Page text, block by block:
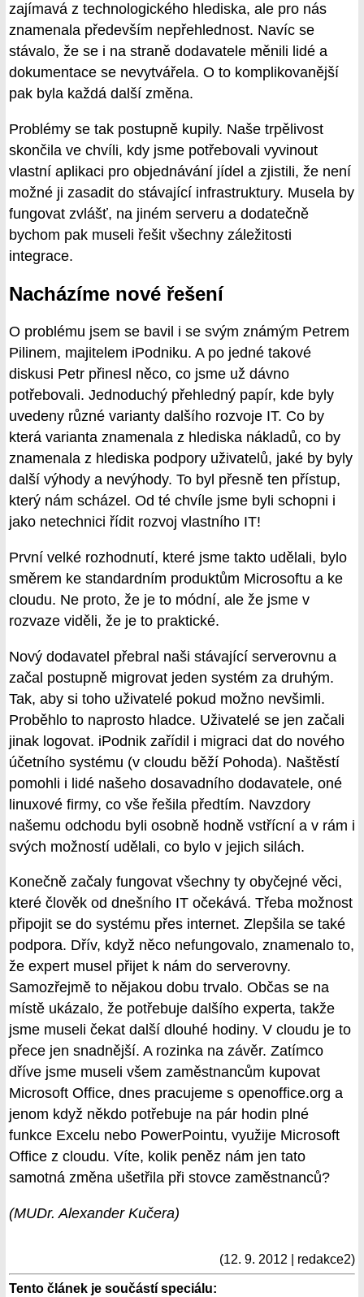
zajímavá z technologického hlediska, ale pro nás
znamenala především nepřehlednost. Navíc se
stávalo, že se i na straně dodavatele měnili lidé a
dokumentace se nevytvářela. O to komplikovanější
pak byla každá další změna.
Problémy se tak postupně kupily. Naše trpělivost
skončila ve chvíli, kdy jsme potřebovali vyvinout
vlastní aplikaci pro objednávání jídel a zjistili, že není
možné ji zasadit do stávající infrastruktury. Musela by
fungovat zvlášť, na jiném serveru a dodatečně
bychom pak museli řešit všechny záležitosti
integrace.
Nacházíme nové řešení
O problému jsem se bavil i se svým známým Petrem
Pilinem, majitelem iPodniku. A po jedné takové
diskusi Petr přinesl něco, co jsme už dávno
potřebovali. Jednoduchý přehledný papír, kde byly
uvedeny různé varianty dalšího rozvoje IT. Co by
která varianta znamenala z hlediska nákladů, co by
znamenala z hlediska podpory uživatelů, jaké by byly
další výhody a nevýhody. To byl přesně ten přístup,
který nám scházel. Od té chvíle jsme byli schopni i
jako netechnici řídit rozvoj vlastního IT!
První velké rozhodnutí, které jsme takto udělali, bylo
směrem ke standardním produktům Microsoftu a ke
cloudu. Ne proto, že je to módní, ale že jsme v
rozvaze viděli, že je to praktické.
Nový dodavatel přebral naši stávající serverovnu a
začal postupně migrovat jeden systém za druhým.
Tak, aby si toho uživatelé pokud možno nevšimli.
Proběhlo to naprosto hladce. Uživatelé se jen začali
jinak logovat. iPodnik zařídil i migraci dat do nového
účetního systému (v cloudu běží Pohoda). Naštěstí
pomohli i lidé našeho dosavadního dodavatele, oné
linuxové firmy, co vše řešila předtím. Navzdory
našemu odchodu byli osobně hodně vstřícní a v rám i
svých možností udělali, co bylo v jejich silách.
Konečně začaly fungovat všechny ty obyčejné věci,
které člověk od dnešního IT očekává. Třeba možnost
připojit se do systému přes internet. Zlepšila se také
podpora. Dřív, když něco nefungovalo, znamenalo to,
že expert musel přijet k nám do serverovny.
Samozřejmě to nějakou dobu trvalo. Občas se na
místě ukázalo, že potřebuje dalšího experta, takže
jsme museli čekat další dlouhé hodiny. V cloudu je to
přece jen snadnější. A rozinka na závěr. Zatímco
dříve jsme museli všem zaměstnancům kupovat
Microsoft Office, dnes pracujeme s openoffice.org a
jenom když někdo potřebuje na pár hodin plné
funkce Excelu nebo PowerPointu, využije Microsoft
Office z cloudu. Víte, kolik peněz nám jen tato
samotná změna ušetřila při stovce zaměstnanců?
(MUDr. Alexander Kučera)
(12. 9. 2012 | redakce2)
Tento článek je součástí speciálu: